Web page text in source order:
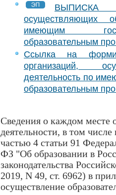
ВЫПИСКА
осуществляющих
имеющим
образовательным
Ссылка на
организаций,
деятельность по
образовательным
Сведения о каждом месте
деятельности, в том
частью 4 статьи 91
ФЗ "Об образовании в
законодательства
2019, N 49, ст. 6962) в
осуществление